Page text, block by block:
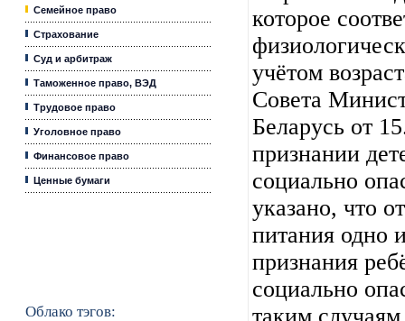
Семейное право
Страхование
Суд и арбитраж
Таможенное право, ВЭД
Трудовое право
Уголовное право
Финансовое право
Ценные бумаги
Облако тэгов:
которое
учётом
Совета
Беларусь от
признании
социально
указано, что
питания одно
признания
социально